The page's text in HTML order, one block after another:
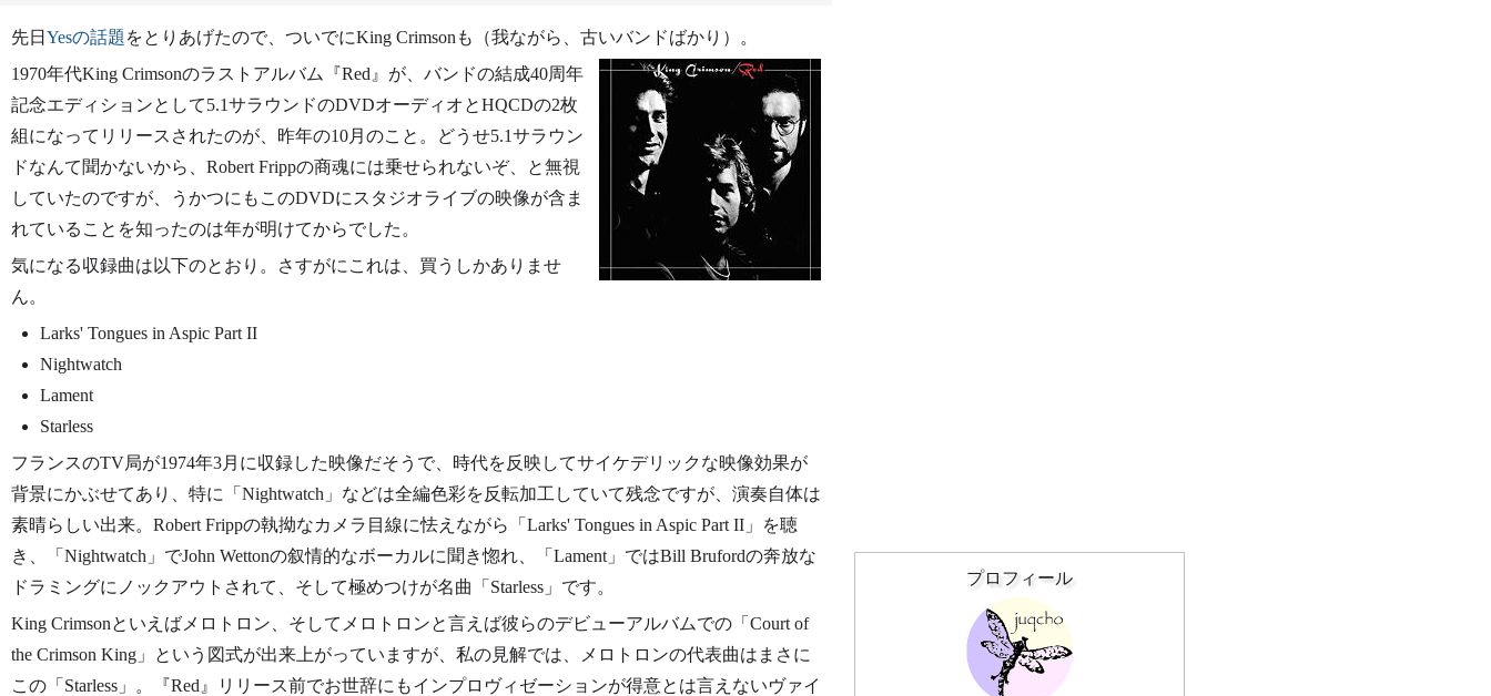
先日 Yesの話題 をとりあげたので、ついでにKing Crimsonも（我ながら、古いバンドばかり）。
1970年代King Crimsonのラストアルバム『Red』が、バンドの結成40周年
記念エディションとして5.1サラウンドのDVDオーディオとHQCDの2枚
組になってリリースされたのが、昨年の10月のこと。どうせ5.1サラウン
ドなんて聞かないから、Robert Frippの商魂には乗せられないぞ、と無視
していたのですが、うかつにもこのDVDにスタジオライブの映像が含ま
れていることを知ったのは年が明けてからでした。
気になる収録曲は以下のとおり。さすがにこれは、買うしかありませ
ん。
Larks' Tongues in Aspic Part II
Nightwatch
Lament
Starless
フランスのTV局が1974年3月に収録した映像だそうで、時代を反映してサイケデリックな映像効果が
背景にかぶせてあり、特に「Nightwatch」などは全編色彩を反転加工していて残念ですが、演奏自体は
素晴らしい出来。Robert Frippの執拗なカメラ目線に怯えながら「Larks' Tongues in Aspic Part II」を聴
き、「Nightwatch」でJohn Wettonの叙情的なボーカルに聞き惚れ、「Lament」ではBill Brufordの奔放な
ドラミングにノックアウトされて、そして極めつけが名曲「Starless」です。
King Crimsonといえばメロトロン、そしてメロトロンと言えば彼らのデビューアルバムでの「Court of
the Crimson King」という図式が出来上がっていますが、私の見解では、メロトロンの代表曲はまさに
この「Starless」。『Red』リリース前でお世辞にもインプロヴィゼーションが得意とは言えないヴァイ
プロフィール